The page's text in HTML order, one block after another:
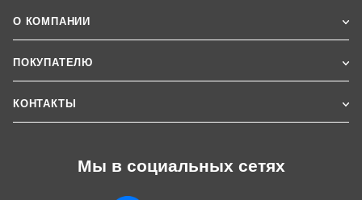
О КОМПАНИИ
ПОКУПАТЕЛЮ
КОНТАКТЫ
Мы в социальных сетях